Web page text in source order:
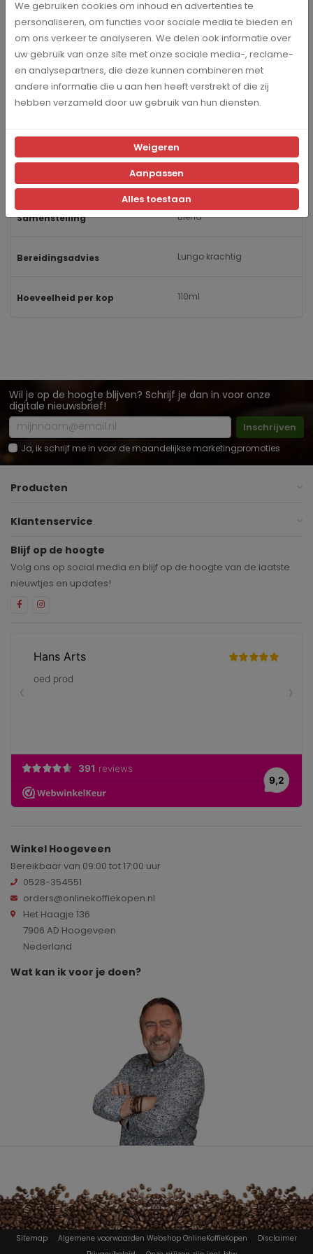
Merk Catunambu
Inhoud 100 stuks
Intensiteit
Smaak Krachtig en kruidig
Chocolade
Samenstelling Blend
Bereidingsadvies Lungo krachtig
Hoeveelheid per kop 110ml
Wil je op de hoogte blijven? Schrijf je dan in voor onze
digitale nieuwsbrief!
Inschrijven
Ja, ik schrijf me in voor de maandelijkse marketingpromoties
Producten
Klantenservice
Blijf op de hoogte
Volg ons op social media en blijf op de hoogte van de laatste
nieuwtjes en updates!
Winkel Hoogeveen
Bereikbaar van 09:00 tot 17:00 uur
0528-354551
orders@onlinekoffiekopen.nl
Het Haagje 136
7906 AD Hoogeveen
Nederland
Wat kan ik voor je doen?
Sitemap Algemene voorwaarden Webshop OnlineKoffieKopen
Disclaimer
We gebruiken cookies om inhoud en advertenties te
personaliseren, om functies voor sociale media te bieden en
om ons verkeer te analyseren. We delen ook informatie over
uw gebruik van onze site met onze sociale media-, reclame-
en analysepartners, die deze kunnen combineren met
andere informatie die u aan hen heeft verstrekt of die zij
hebben verzameld door uw gebruik van hun diensten.
Weigeren
Aanpassen
Alles toestaan